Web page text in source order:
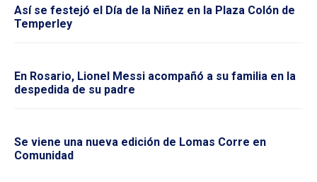
Así se festejó el Día de la Niñez en la Plaza Colón de
Temperley
En Rosario, Lionel Messi acompañó a su familia en la
despedida de su padre
Se viene una nueva edición de Lomas Corre en
Comunidad